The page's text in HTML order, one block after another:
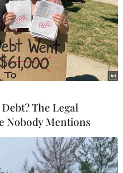
2 ngày tuổi "bị bắt
The Legal
Nobody Mentions